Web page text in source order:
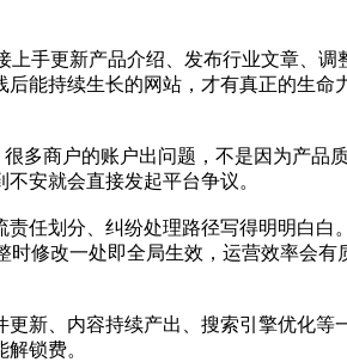
手更新产品介绍、发布行业文章、
能持续生长的网站，才有真正的生命
多商户的账户出问题，不是因为产
安就会直接发起平台争议。
任划分、纠纷处理路径写得明明白
修改一处即全局生效，运营效率会有
新、内容持续产出、搜索引擎优化
锁费。